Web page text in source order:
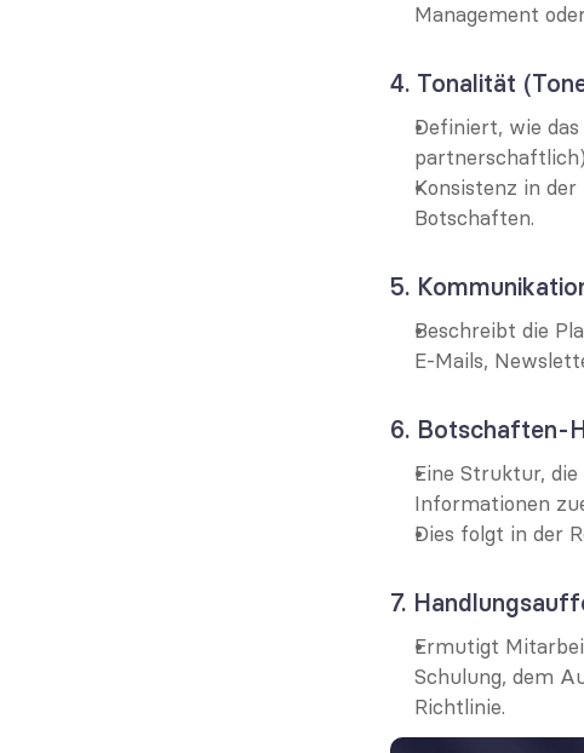
Management
4. Tonalität
Definiert, wie
Konsistenz in
Botschaften.
5.
Beschreibt die
E-Mails,
6. Botschaften-
Eine Struktur,
Informationen
Dies folgt in der
7.
Ermutigt
Schulung, dem
Richtlinie.